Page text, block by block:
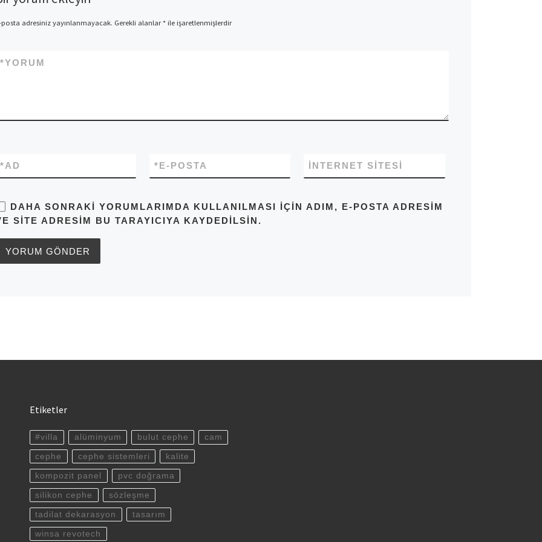
posta adresiniz yayınlanmayacak. Gerekli alanlar*ile işaretlenmişlerdir
YORUM
*
AD
* E-POSTA
* İNTERNET SITESI
DAHA SONRAKI YORUMLARIMDA KULLANILMASI IÇIN ADIM, E-POSTA ADRESIM
SITE ADRESIM BU TARAYICIYA KAYDEDILSIN.
Etiketler
#villa alüminyum bulut cephe cam
cephe cephe sistemleri kalite
kompozit panel pvc doğrama
silikon cephe sözleşme
tadilat dekarasyon tasarım
winsa revotech